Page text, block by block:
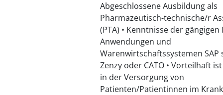
Abgeschlossene Ausbildung als
Pharmazeutisch-technische/r
(PTA) • Kenntnisse der gängigen
Anwendungen und
Warenwirtschaftssystemen SAP
Zenzy oder CATO • Vorteilhaft
in der Versorgung von
Patienten/Patientinnen im